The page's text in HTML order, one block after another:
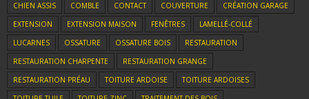
CHIEN ASSIS
COMBLE CONTACT COUVERTURE
CRÉATION GARAGE
EXTENSION
EXTENSION MAISON FENÊTRES
LAMELLÉ-COLLÉ
LUCARNES
OSSATURE OSSATURE BOIS
RESTAURATION
RESTAURATION CHARPENTE
RESTAURATION GRANGE
RESTAURATION PRÉAU
TOITURE ARDOISE
TOITURE ARDOISES